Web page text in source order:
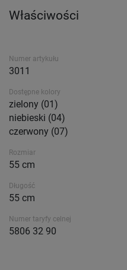
Właściwości
Numer artykułu
3011
Dostępne kolory
zielony (01)
niebieski (04)
czerwony (07)
Rozmiar
55 cm
Długość
55 cm
Numer taryfy celnej
5806 32 90